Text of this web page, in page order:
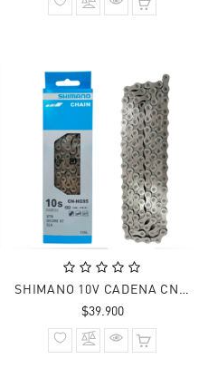
SHIMANO 10V CADENA CN-HG95 XT 116L
$39.900Precio
normal